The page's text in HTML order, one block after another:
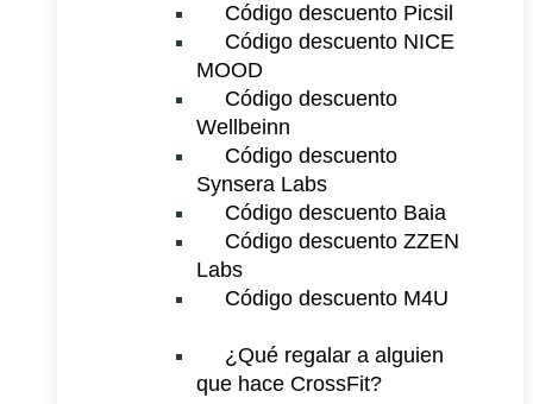
Código descuento Picsil
Código descuento NICE
MOOD
Código descuento
Wellbeinn
Código descuento
Synsera Labs
Código descuento Baia
Código descuento ZZEN
Labs
Código descuento M4U
¿Qué regalar a alguien
que hace CrossFit?